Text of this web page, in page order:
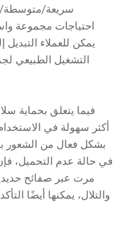
سريعة/متوسطة/
احتياجات مجموعة
يمكن للعملاء
التشغيل الطبيعي
فيما يتعلق بحماية
أكثر سهولة في
بشكل فعال من الشعور
في حالة عدم التحميل،
مرت عبر صفائح
والتلال، يمكنها أيضًا